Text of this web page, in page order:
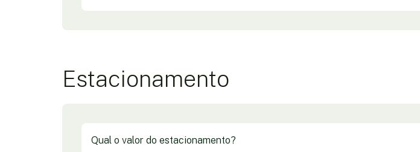
Estacionamento
Qual o valor do estacionamento?